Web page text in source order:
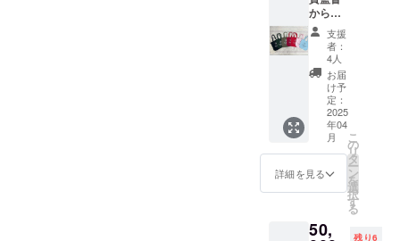
オムタ
アツシ
認定ス
テッ
カー 1
枚(デザ
イン未
定) ■劇
中にも
出てく
る焼き
菓子！
ランツ
からの
お礼
メール
■瀬木監
督の書
き下ろ
しエッ
セイ ■
トート
バッ
ク
345mm
×355m
m×100
のご指
支援
者：
4人
お届
け予
定：
2025
年04
月
詳細を見る
こ
の
リ
タ
ー
ン
を
選
択
す
る
50, 残り6